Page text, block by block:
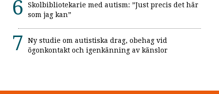
Skolbibliotekarie med autism: ”Just precis det här
som jag kan”
Ny studie om autistiska drag, obehag vid
ögonkontakt och igenkänning av känslor